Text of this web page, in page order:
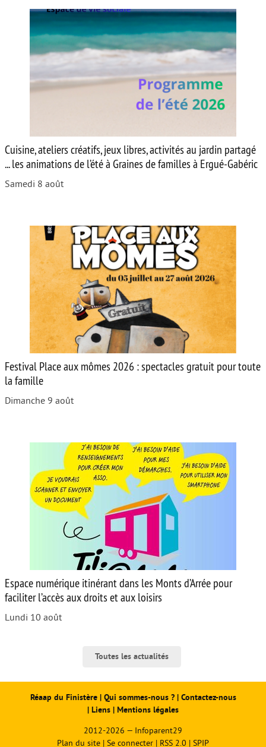
Cuisine, ateliers créatifs, jeux libres, activités au jardin partagé
... les animations de l’été à Graines de familles à Ergué-Gabéric
Samedi 8 août
Festival Place aux mômes 2026 : spectacles gratuit pour toute
la famille
Dimanche 9 août
Espace numérique itinérant dans les Monts d’Arrée pour
faciliter l’accès aux droits et aux loisirs
Lundi 10 août
Toutes les actualités
Réaap du Finistère| Qui sommes-nous ? | Contactez-nous
| Liens | Mentions légales
2012-2026 — Infoparent29
Plan du site | Se connecter | RSS 2.0 | SPIP